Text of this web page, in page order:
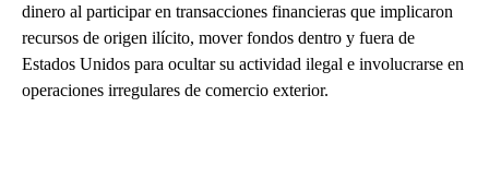
dinero al participar en transacciones financieras que implicaron
recursos de origen ilícito, mover fondos dentro y fuera de
Estados Unidos para ocultar su actividad ilegal e involucrarse en
operaciones irregulares de comercio exterior.